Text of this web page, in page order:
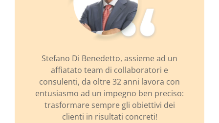
Stefano Di Benedetto, assieme ad un
affiatato team di collaboratori e
consulenti, da oltre 32 anni lavora con
entusiasmo ad un impegno ben preciso:
trasformare sempre gli obiettivi dei
clienti in risultati concreti!